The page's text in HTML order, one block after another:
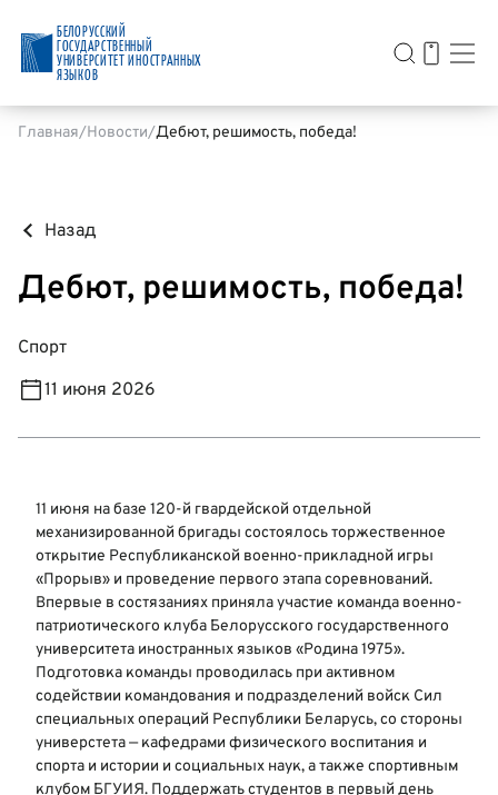
БЕЛОРУССКИЙ
ГОСУДАРСТВЕННЫЙ
УНИВЕРСИТЕТ ИНОСТРАННЫХ
ЯЗЫКОВ
Главная Новости Дебют, решимость, победа!
Назад
Дебют, решимость, победа!
Спорт
11 июня 2026
11 июня на базе 120-й гвардейской отдельной
механизированной бригады состоялось торжественное
открытие Республиканской военно-прикладной игры
«Прорыв» и проведение первого этапа соревнований.
Впервые в состязаниях приняла участие команда военно-
патриотического клуба Белорусского государственного
университета иностранных языков «Родина 1975».
Подготовка команды проводилась при активном
содействии командования и подразделений войск Сил
специальных операций Республики Беларусь, со стороны
универстета — кафедрами физического воспитания и
спорта и истории и социальных наук, а также спортивным
клубом БГУИЯ. Поддержать студентов в первый день